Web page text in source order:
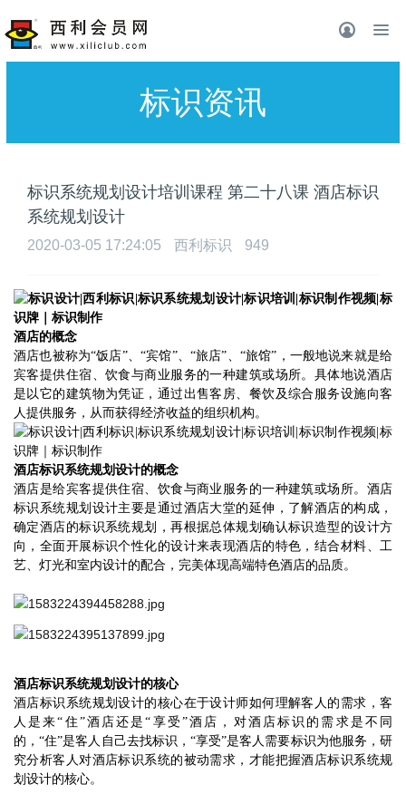
标识资讯
标识系统规划设计培训课程 第二十八课 酒店标识
系统规划设计
2020-03-05 17:24:05 西利标识 949
酒店的概念
酒店也被称为“饭店”、“宾馆”、“旅店”、“旅馆”，一般地说来就是给
宾客提供住宿、饮食与商业服务的一种建筑或场所。具体地说酒店
是以它的建筑物为凭证，通过出售客房、餐饮及综合服务设施向客
人提供服务，从而获得经济收益的组织机构。
酒店标识系统规划设计的概念
酒店是给宾客提供住宿、饮食与商业服务的一种建筑或场所。酒店
标识系统规划设计主要是通过酒店大堂的延伸，了解酒店的构成，
确定酒店的标识系统规划，再根据总体规划确认标识造型的设计方
向，全面开展标识个性化的设计来表现酒店的特色，结合材料、工
艺、灯光和室内设计的配合，完美体现高端特色酒店的品质。
酒店标识系统规划设计的核心
酒店标识系统规划设计的核心在于设计师如何理解客人的需求，客
人是来“住”酒店还是“享受”酒店，对酒店标识的需求是不同
的，“住”是客人自己去找标识，“享受”是客人需要标识为他服务，研
究分析客人对酒店标识系统的被动需求，才能把握酒店标识系统规
划设计的核心。